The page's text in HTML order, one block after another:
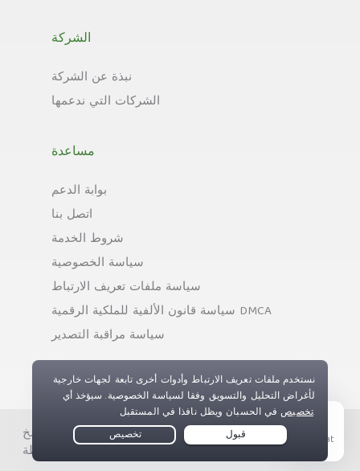
الشركة
نبذة عن الشركة
الشركات التي ندعمها
مساعدة
بوابة الدعم
اتصل بنا
شروط الخدمة
سياسة الخصوصية
سياسة ملفات تعريف الارتباط
سياسة قانون الألفية للملكية الرقمية DMCA
سياسة مراقبة التصدير
حقوق النسخ © Private Internet Access, Inc. جميع الحقوق
Live Chat